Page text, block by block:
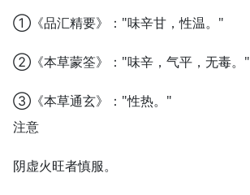
①《品汇精要》："味辛甘，性温。"
②《本草蒙筌》："味辛，气平，无毒。"
③《本草通玄》："性热。"
注意
阴虚火旺者慎服。